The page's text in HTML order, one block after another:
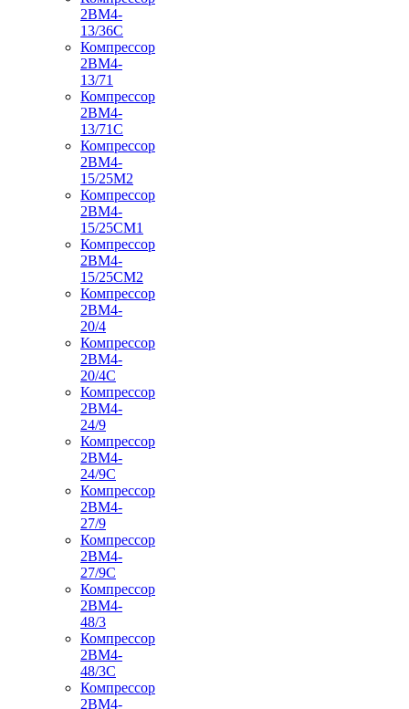
2ВМ4-
13/36С
Компрессор
2ВМ4-
13/71
Компрессор
2ВМ4-
13/71С
Компрессор
2ВМ4-
15/25М2
Компрессор
2ВМ4-
15/25СМ1
Компрессор
2ВМ4-
15/25СМ2
Компрессор
2ВМ4-
20/4
Компрессор
2ВМ4-
20/4С
Компрессор
2ВМ4-
24/9
Компрессор
2ВМ4-
24/9С
Компрессор
2ВМ4-
27/9
Компрессор
2ВМ4-
27/9С
Компрессор
2ВМ4-
48/3
Компрессор
2ВМ4-
48/3С
Компрессор
2ВМ4-